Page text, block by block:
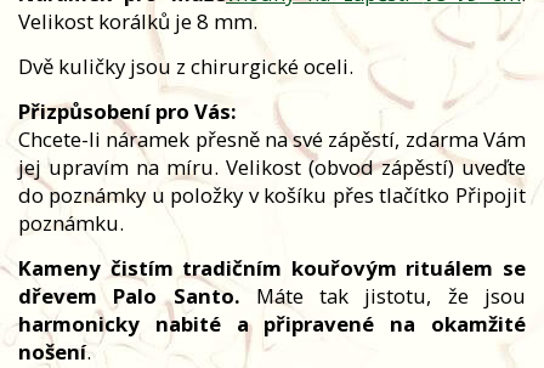
Velikost korálků je 8 mm.
Dvě kuličky jsou z chirurgické oceli.
Přizpůsobení pro Vás:
Chcete-li náramek přesně na své zápěstí, zdarma Vám
jej upravím na míru. Velikost (obvod zápěstí) uveďte
do poznámky u položky v košíku přes tlačítko Připojit
poznámku.
Kameny čistím tradičním kouřovým rituálem se
dřevem Palo Santo. Máte tak jistotu, že jsou
harmonicky nabité a připravené na okamžité
nošení.